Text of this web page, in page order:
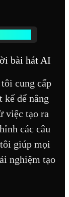
bài hát AI
cung cấp
kế để nâng
việc tạo ra
các câu
giúp mọi
nghiệm tạo